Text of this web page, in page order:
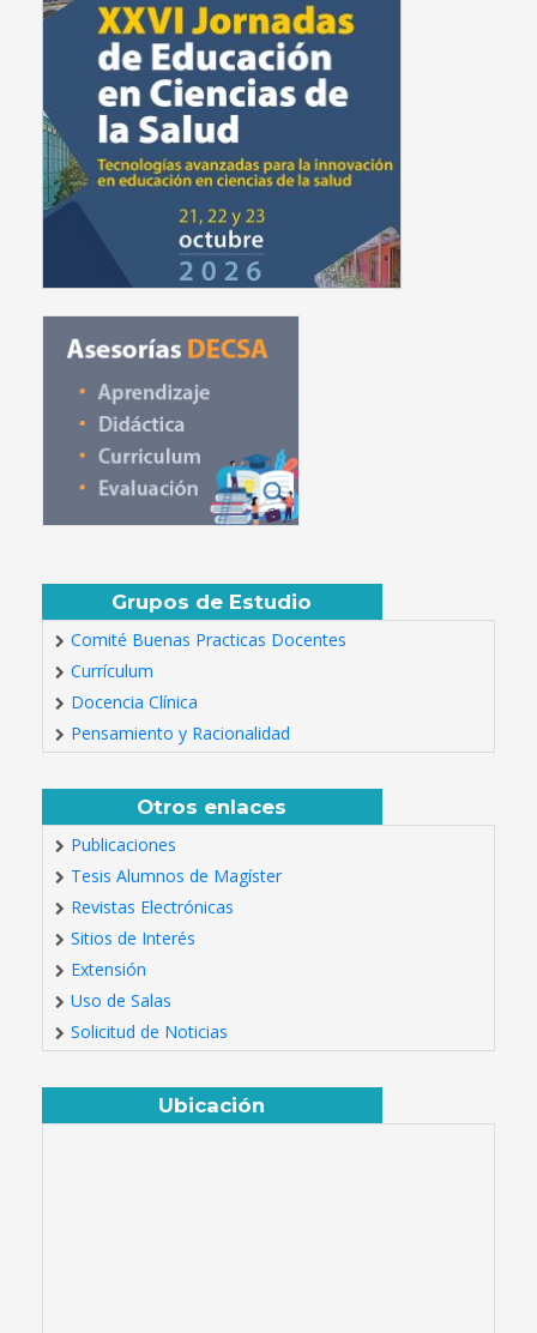
Grupos de Estudio
Comité Buenas Practicas Docentes
Currículum
Docencia Clínica
Pensamiento y Racionalidad
Otros enlaces
Publicaciones
Tesis Alumnos de Magíster
Revistas Electrónicas
Sitios de Interés
Extensión
Uso de Salas
Solicitud de Noticias
Ubicación